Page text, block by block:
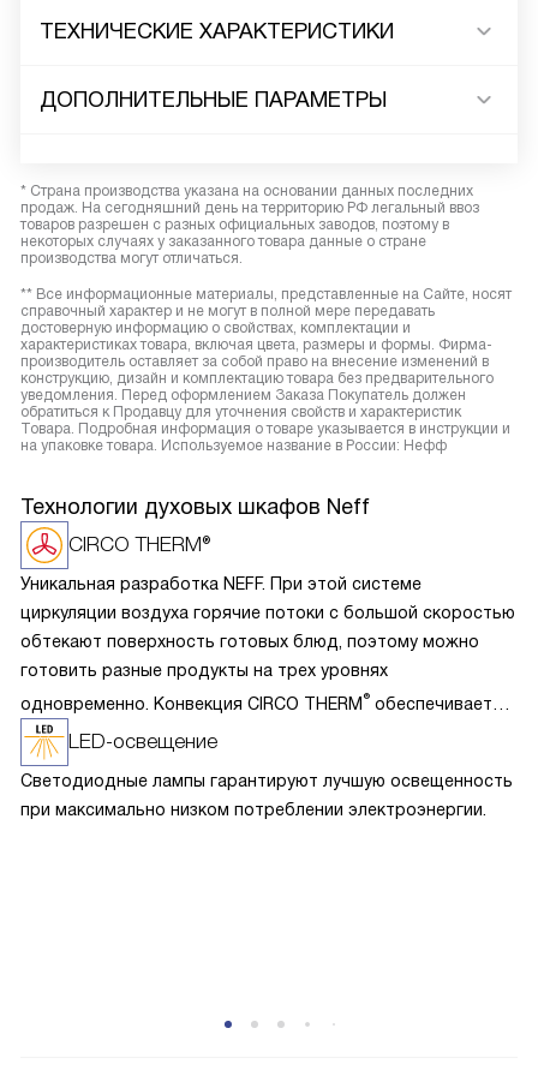
ТЕХНИЧЕСКИЕ ХАРАКТЕРИСТИКИ
ДОПОЛНИТЕЛЬНЫЕ ПАРАМЕТРЫ
* Страна производства указана на основании данных последних
продаж. На сегодняшний день на территорию РФ легальный ввоз
товаров разрешен с разных официальных заводов, поэтому в
некоторых случаях у заказанного товара данные о стране
производства могут отличаться.
** Все информационные материалы, представленные на Сайте, носят
справочный характер и не могут в полной мере передавать
достоверную информацию о свойствах, комплектации и
характеристиках товара, включая цвета, размеры и формы. Фирма-
производитель оставляет за собой право на внесение изменений в
конструкцию, дизайн и комплектацию товара без предварительного
уведомления. Перед оформлением Заказа Покупатель должен
обратиться к Продавцу для уточнения свойств и характеристик
Товара. Подробная информация о товаре указывается в инструкции и
на упаковке товара. Используемое название в России: Нефф
Технологии духовых шкафов Neff
CIRCO THERM®
Уникальная разработка NEFF. При этой системе
циркуляции воздуха горячие потоки с большой скоростью
обтекают поверхность готовых блюд, поэтому можно
готовить разные продукты на трех уровнях
одновременно. Конвекция CIRCO THERM ® обеспечивает
следующий эффект: быстрое запекание пор при
обжаривании и выпекании, сохранение сока, витаминов
и аромата. Благодаря эффективному использования жара
достаточно разогреть духовку на 160-190 градусов, что
LED-освещение
Светодиодные лампы гарантируют лучшую освещенность
при максимально низком потреблении электроэнергии.